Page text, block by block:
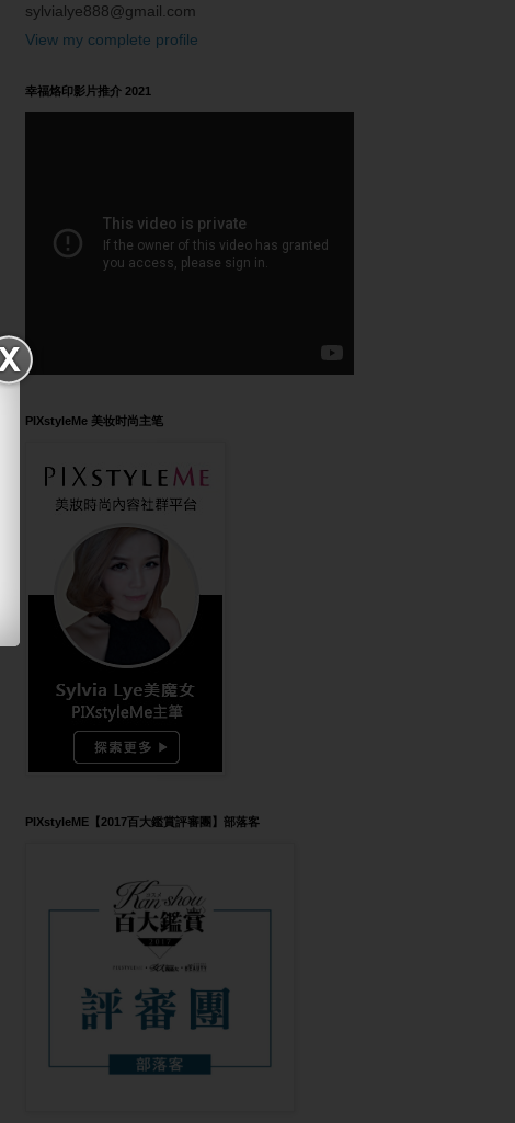
sylvialye888@gmail.com
View my complete profile
幸福烙印影片推介 2021
PIXstyleMe 美妆时尚主笔
PIXstyleME【2017百大鑑賞評審團】部落客